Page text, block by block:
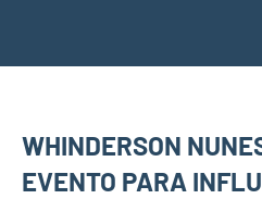
WHINDERSON
EVENTO PARA